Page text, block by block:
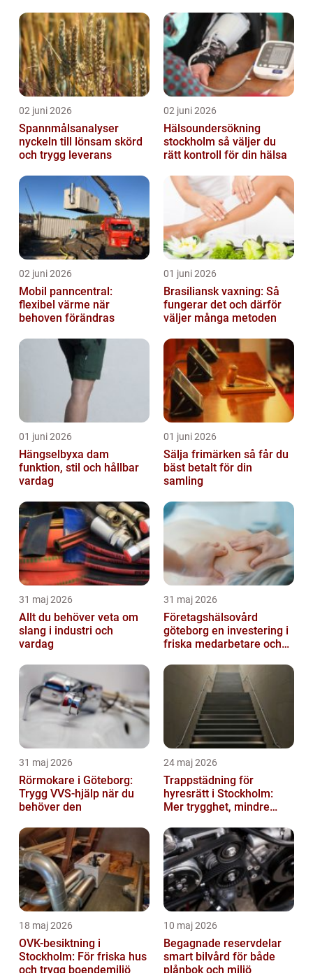
02 juni 2026
Spannmålsanalyser
nyckeln till lönsam skörd
och trygg leverans
02 juni 2026
Hälsoundersökning
stockholm så väljer du
rätt kontroll för din hälsa
02 juni 2026
Mobil panncentral:
flexibel värme när
behoven förändras
01 juni 2026
Brasiliansk vaxning: Så
fungerar det och därför
väljer många metoden
01 juni 2026
Hängselbyxa dam
funktion, stil och hållbar
vardag
01 juni 2026
Sälja frimärken så får du
bäst betalt för din
samling
31 maj 2026
Allt du behöver veta om
slang i industri och
vardag
31 maj 2026
Företagshälsovård
göteborg en investering i
friska medarbetare och
31 maj 2026
Rörmokare i Göteborg:
Trygg VVS-hjälp när du
behöver den
24 maj 2026
Trappstädning för
hyresrätt i Stockholm:
Mer trygghet, mindre
18 maj 2026
OVK-besiktning i
Stockholm: För friska hus
och trygg boendemiljö
10 maj 2026
Begagnade reservdelar
smart bilvård för både
plånbok och miljö